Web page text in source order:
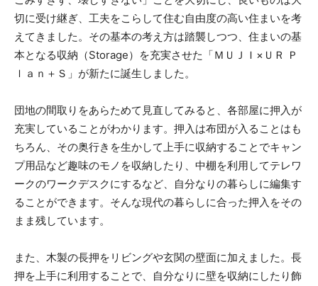
切に受け継ぎ、工夫をこらして住む自由度の高い住まいを考
えてきました。その基本の考え方は踏襲しつつ、住まいの基
本となる収納（Storage）を充実させた「ＭＵＪＩ×ＵＲ Ｐ
ｌａｎ＋Ｓ」が新たに誕生しました。
団地の間取りをあらためて見直してみると、各部屋に押入が
充実していることがわかります。押入は布団が入ることはも
ちろん、その奥行きを生かして上手に収納することでキャン
プ用品など趣味のモノを収納したり、中棚を利用してテレワ
ークのワークデスクにするなど、自分なりの暮らしに編集す
ることができます。そんな現代の暮らしに合った押入をその
まま残しています。
また、木製の長押をリビングや玄関の壁面に加えました。長
押を上手に利用することで、自分なりに壁を収納にしたり飾